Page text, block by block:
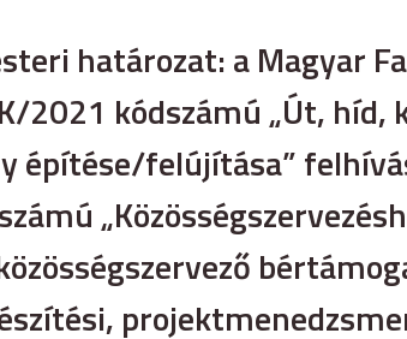
határozat: a Magyar
2021 kódszámú „Út, híd,
építése/felújítása”